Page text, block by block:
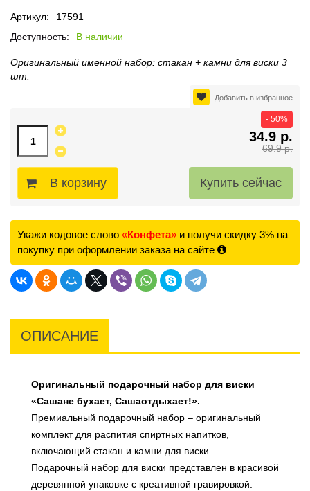
Артикул:
17591
Доступность:
В наличии
Оригинальный именной набор: стакан + камни для виски 3
шт.
Добавить в избранное
69.9 р.
34.9 р.
- 50%
В корзину
Укажи кодовое слово «Конфета» и получи скидку 3% на
покупку при оформлении заказа на сайте
ОПИСАНИЕ
Оригинальный подарочный набор для виски
«Сашане бухает, Сашаотдыхает!».
Премиальный подарочный набор – оригинальный
комплект для распития спиртных напитков,
включающий стакан и камни для виски.
Подарочный набор для виски представлен в красивой
деревянной упаковке с креативной гравировкой.